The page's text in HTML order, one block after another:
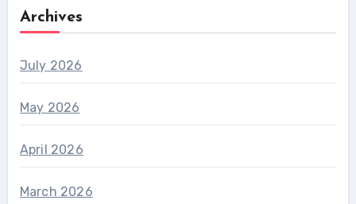
Archives
July 2026
May 2026
April 2026
March 2026